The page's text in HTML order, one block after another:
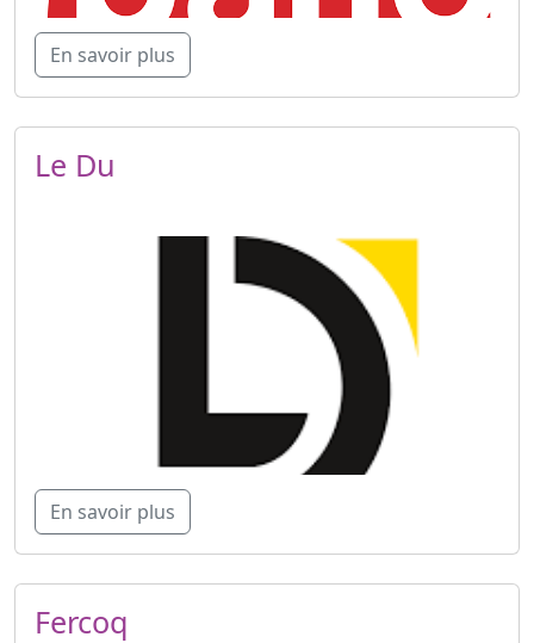
En savoir plus
Le Du
En savoir plus
Fercoq